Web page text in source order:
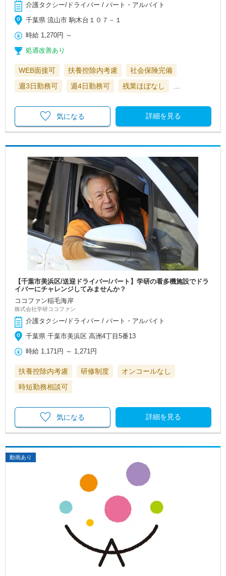
介護タクシー/ドライバー / パート・アルバイト
千葉県 流山市 駒木台１０７－１
時給 1,270円 ～
処遇改善あり
WEB面接可 扶養控除内考慮
社会保険完備
週3日勤務可
週4日勤務可 残業ほぼなし
詳細を見る
気になる
【千葉市美浜区/送迎ドライバー/パート】学研の看多機施設でドラ
イバーにチャレンジしてみませんか？
ココファン稲毛海岸
株式会社学研ココファン
介護タクシー/ドライバー / パート・アルバイト
千葉県 千葉市美浜区 高洲4丁目5番13
時給 1,171円 ～ 1,271円
扶養控除内考慮 研修制度
オンコールなし
時短勤務相談可
詳細を見る
気になる
動画あり